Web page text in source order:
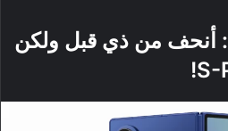
Galaxy Z Fold 7: أنحف من ذي قبل ولكن